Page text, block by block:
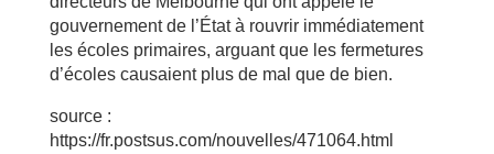
gouvernement de l’État à rouvrir immédiatement
les écoles primaires, arguant que les fermetures
d’écoles causaient plus de mal que de bien.
source :
https://fr.postsus.com/nouvelles/471064.html